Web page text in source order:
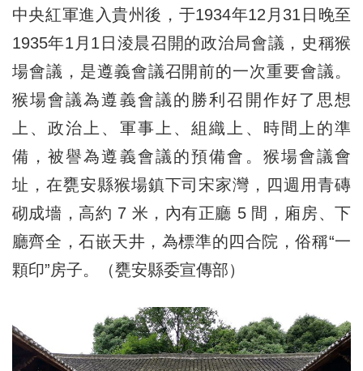
中央紅軍進入貴州後，于1934年12月31日晚至
1935年1月1日淩晨召開的政治局會議，史稱猴
場會議，是遵義會議召開前的一次重要會議。
猴場會議為遵義會議的勝利召開作好了思想
上、政治上、軍事上、組織上、時間上的準
備，被譽為遵義會議的預備會。猴場會議會
址，在甕安縣猴場鎮下司宋家灣，四週用青磚
砌成墻，高約 7 米，內有正廳 5 間，廂房、下
廳齊全，石嵌天井，為標準的四合院，俗稱“一
顆印”房子。（甕安縣委宣傳部）